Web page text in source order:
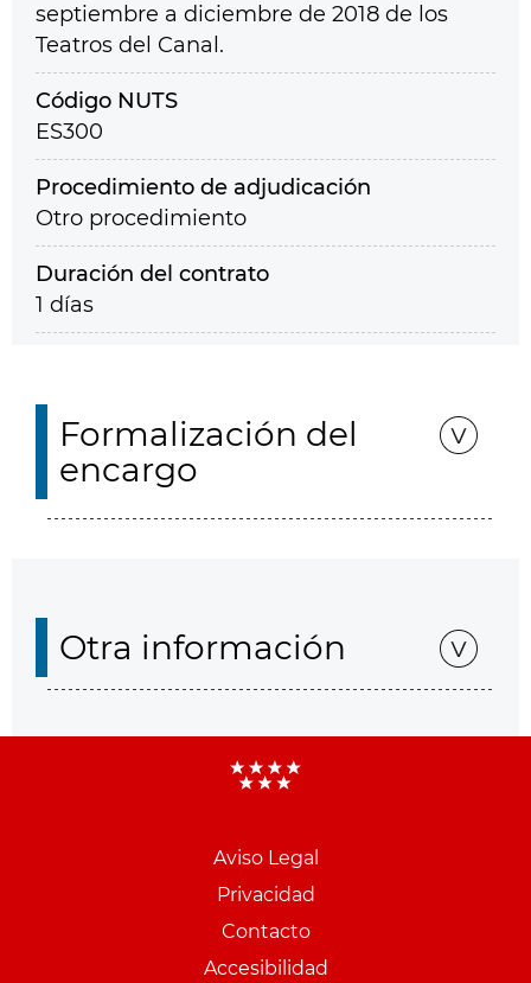
septiembre a diciembre de 2018 de los
Teatros del Canal.
Código NUTS
ES300
Procedimiento de adjudicación
Otro procedimiento
Duración del contrato
1 días
Formalización del
encargo
Otra información
Aviso Legal
Privacidad
Contacto
Accesibilidad